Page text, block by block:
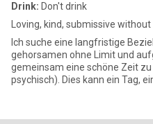
Drink: Don't drink
Loving, kind, submissive without
Ich suche eine langfristige
gehorsamen ohne Limit und
gemeinsam eine schöne Zeit
psychisch). Dies kann ein Tag,